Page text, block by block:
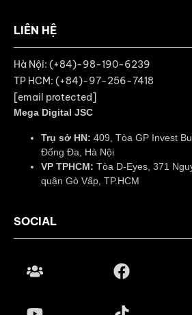
LIÊN HỆ
Hà Nội: (+84)-98-190-6239
TP HCM: (+84)-97-256-7418
[email protected]
Mega Digital JSC
Trụ sở HN: 409, Tòa GP Invest
Đống Đa, Hà Nội
VP TPHCM: Tòa D-Eyes, 371
quận Gò Vấp, TP.HCM
SOCIAL